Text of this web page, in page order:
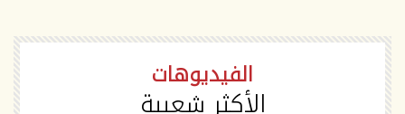
الفيديوهات
الأكثر شعبية